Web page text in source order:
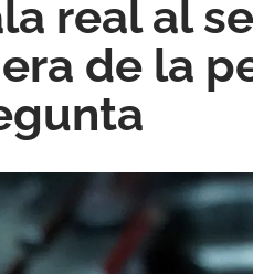
real al
de la